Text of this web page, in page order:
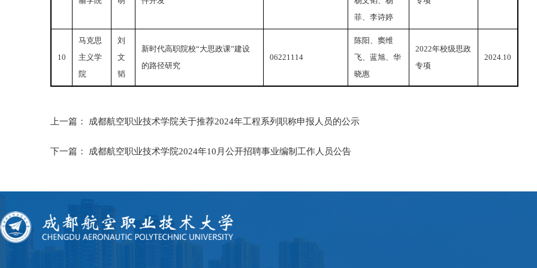
菲、李诗婷
10
马克思
主义学
院
刘
文
韬
新时代高职院校“大思政课”建设
的路径研究
06221114
陈阳、窦维
飞、蓝旭、华
晓惠
2022年校级思政
专项
2024.10
上一篇： 成都航空职业技术学院关于推荐2024年工程系列职称申报人员的公示
下一篇： 成都航空职业技术学院2024年10月公开招聘事业编制工作人员公告